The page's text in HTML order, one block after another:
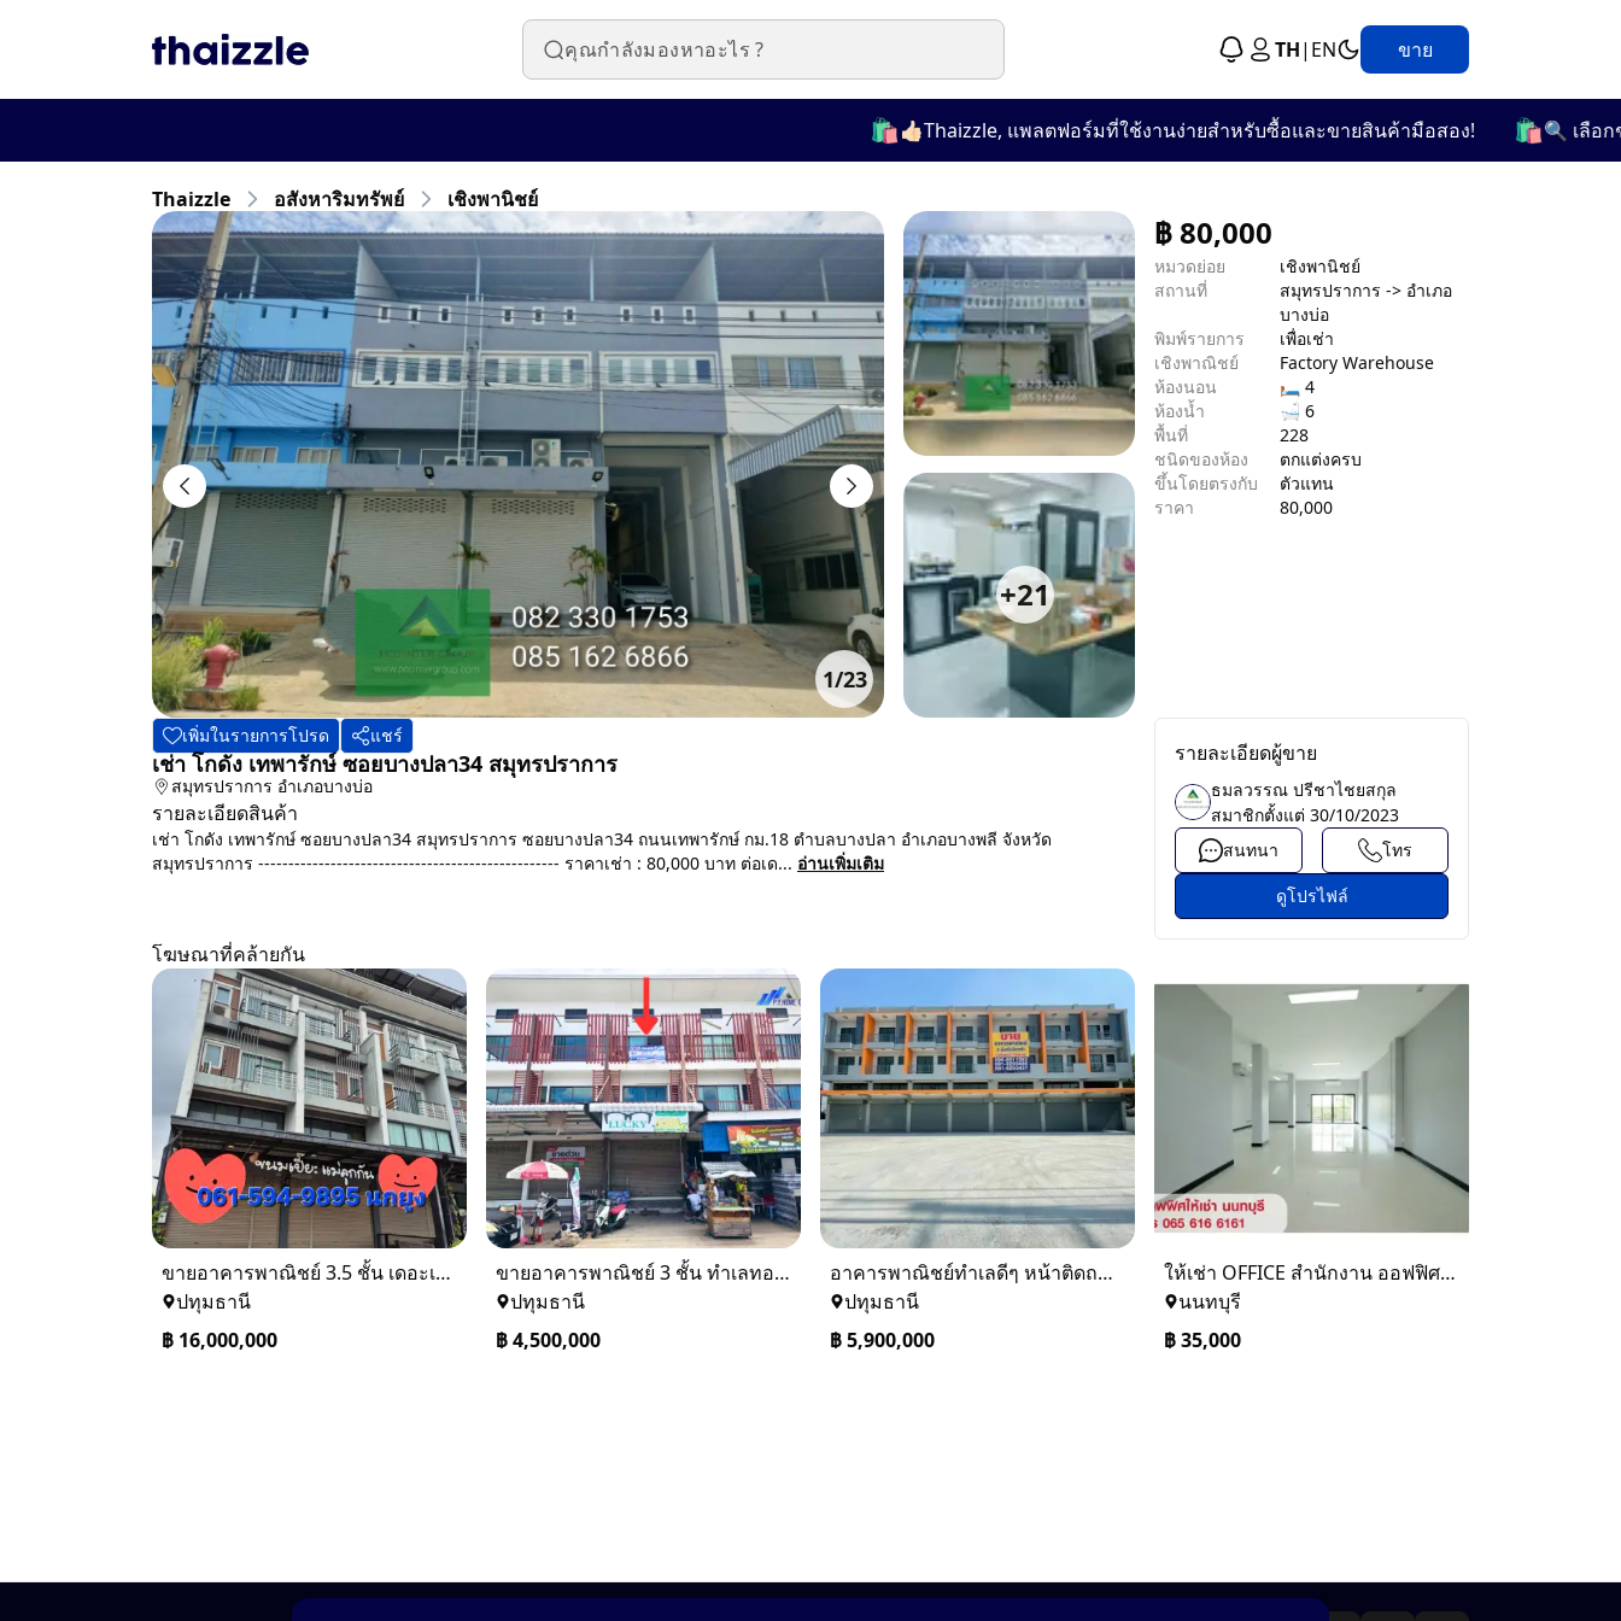
TH| EN ขาย
👍🏻Thaizzle, แพลตฟอร์มที่ใช้งานง่ายสำหรับซื้อและขายสินค้ามือสอง! 🛍️ 🔍 เลือกชมจา
Thaizzle อสังหาริมทรัพย์ เชิงพานิชย์
1/23
+21
฿80,000
หมวดย่อย
เชิงพานิชย์
สถานที่
สมุทรปราการ -> อำเภอ
บางบ่อ
พิมพ์รายการ
เพื่อเช่า
เชิงพาณิชย์
Factory Warehouse
ห้องนอน
🛏 4
ห้องน้ำ
🛁 6
พื้นที่
228
ชนิดของห้อง
ตกแต่งครบ
ขึ้นโดยตรงกับ
ตัวแทน
ราคา
80,000
เพิ่มในรายการโปรด แชร์
เช่า โกดัง เทพารักษ์ ซอยบางปลา34 สมุทรปราการ
สมุทรปราการ อำเภอบางบ่อ
รายละเอียดสินค้า
เช่า โกดัง เทพารักษ์ ซอยบางปลา34 สมุทรปราการ ซอยบางปลา34 ถนนเทพารักษ์ กม.18 ตำบลบางปลา อำเภอบางพลี จังหวัด
สมุทรปราการ -------------------------------------------------- ราคาเช่า : 80,000 บาท ต่อเด... อ่านเพิ่มเติม
รายละเอียดผู้ขาย
ธมลวรรณ ปรีชาไชยสกุล
สมาชิกตั้งแต่ 30/10/2023
สนทนา
โทร
ดูโปรไฟล์
โฆษณาที่คล้ายกัน
ขายอาคารพาณิชย์ 3.5 ชั้น เดอะเทรด รังสิต–คลอง 2 ติดถนน
ปทุมธานี
฿ 16,000,000
ขายอาคารพาณิชย์ 3 ชั้น ทำเลทองในตลาดคลองสี่เมืองใหม่ คลองหลวง ปทุมธานี
ปทุมธานี
฿4,500,000
อาคารพาณิชย์ทำเลดีๆ หน้าติดถนน ด้านหลังแม่น้ำเจ้าพระยา
ปทุมธานี
฿5,900,000
ให้เช่า OFFICE สำนักงาน ออฟฟิศ สนามบินน้ำ นนทบุรี ใกล้ MRT
นนทบุรี
฿35,000